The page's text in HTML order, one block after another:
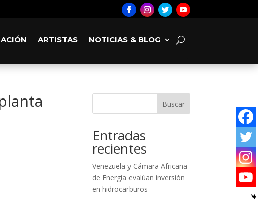
ARTISTAS NOTICIAS & BLOG
Buscar
Entradas
recientes
Venezuela y Cámara Africana
de Energía evalúan inversión
en hidrocarburos